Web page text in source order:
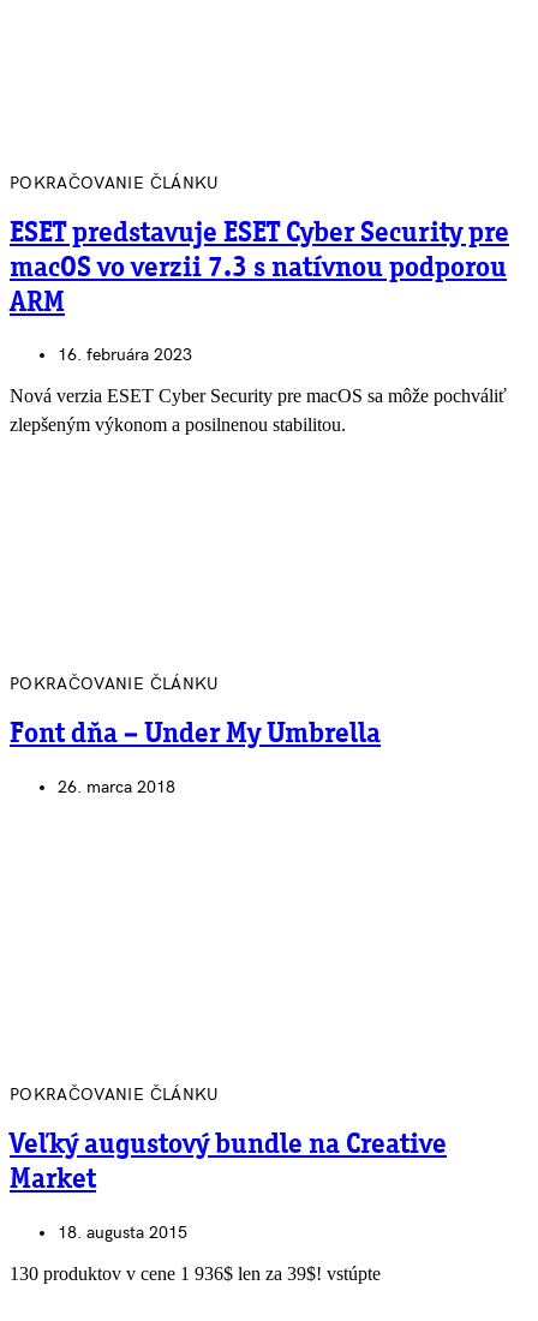
POKRAČOVANIE ČLÁNKU
ESET predstavuje ESET Cyber Security pre
macOS vo verzii 7.3 s natívnou podporou
ARM
16. februára 2023
Nová verzia ESET Cyber Security pre macOS sa môže pochváliť
zlepšeným výkonom a posilnenou stabilitou.
POKRAČOVANIE ČLÁNKU
Font dňa – Under My Umbrella
26. marca 2018
POKRAČOVANIE ČLÁNKU
Veľký augustový bundle na Creative
Market
18. augusta 2015
130 produktov v cene 1 936$ len za 39$! vstúpte